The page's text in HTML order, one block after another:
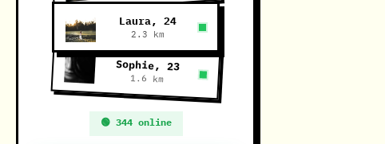
Laura, 24
2.3 km
Sophie, 23
1.6 km
🟢 344 online